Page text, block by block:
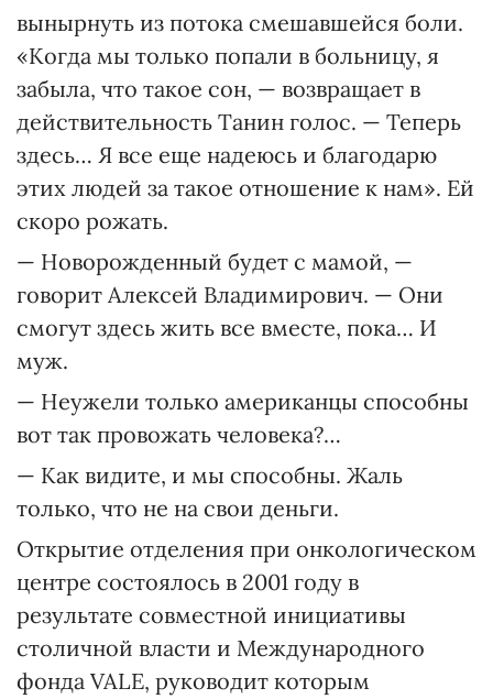
вынырнуть из потока смешавшейся боли.
«Когда мы только попали в больницу, я
забыла, что такое сон, — возвращает в
действительность Танин голос. — Теперь
здесь… Я все еще надеюсь и благодарю
этих людей за такое отношение к нам». Ей
скоро рожать.
— Новорожденный будет с мамой, —
говорит Алексей Владимирович. — Они
смогут здесь жить все вместе, пока… И
муж.
— Неужели только американцы способны
вот так провожать человека?…
— Как видите, и мы способны. Жаль
только, что не на свои деньги.
Открытие отделения при онкологическом
центре состоялось в 2001 году в
результате совместной инициативы
столичной власти и Международного
фонда VALE, руководит которым